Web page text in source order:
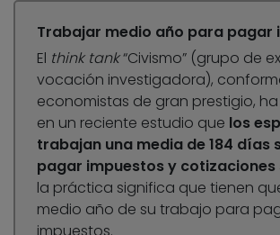
Trabajar medio año para pagar
El think tank“Civismo” (grupo de
vocación investigadora),
economistas de gran prestigio,
en un reciente estudio que los
trabajan una media de 184 días
pagar impuestos y cotizaciones
la práctica significa que tienen
medio año de su trabajo para